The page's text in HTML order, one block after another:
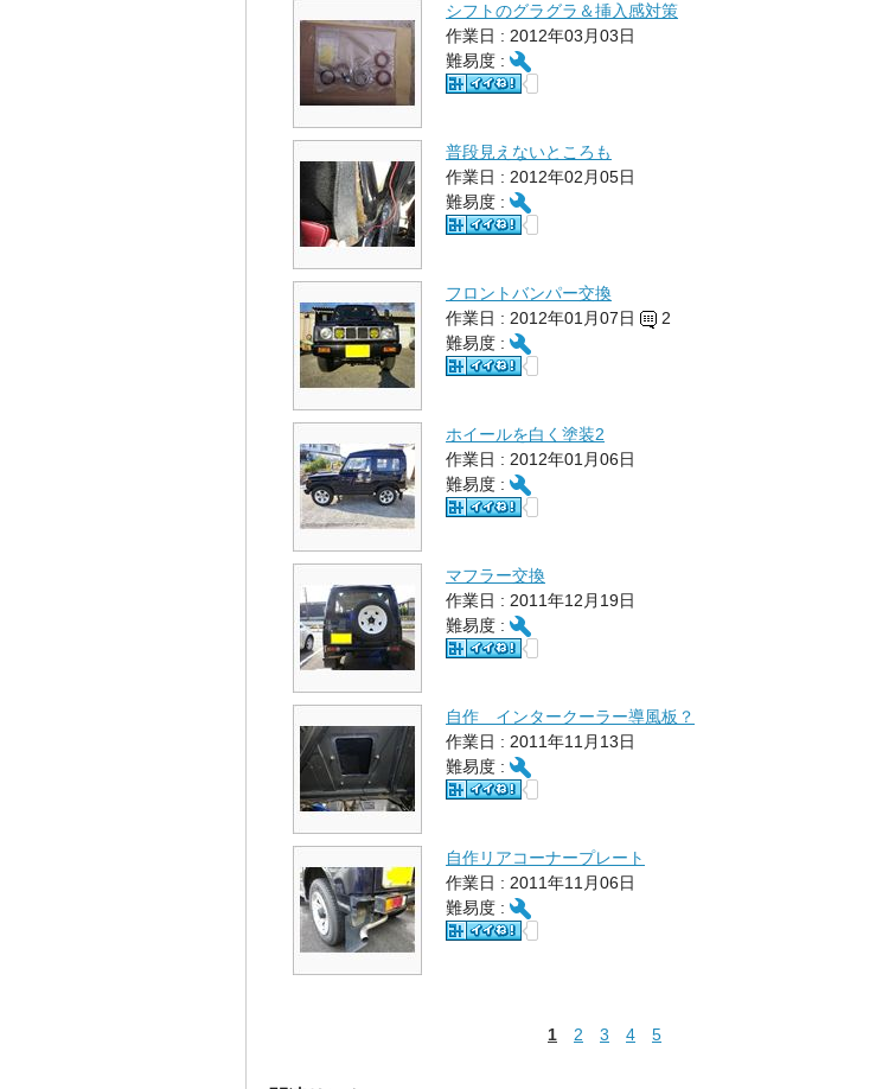
シフトのグラグラ＆挿入感対策
作業日 : 2012年03月03日
難易度 :
普段見えないところも
作業日 : 2012年02月05日
難易度 :
フロントバンパー交換
作業日 : 2012年01月07日
2
難易度 :
ホイールを白く塗装2
作業日 : 2012年01月06日
難易度 :
マフラー交換
作業日 : 2011年12月19日
難易度 :
自作 インタークーラー導風板？
作業日 : 2011年11月13日
難易度 :
自作リアコーナープレート
作業日 : 2011年11月06日
難易度 :
1 2 3 4 5